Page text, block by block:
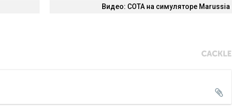
Видео: COTA на симуляторе Marussia